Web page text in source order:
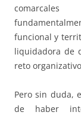
funcional y
liquidadora de
reto
Pero sin duda,
de haber